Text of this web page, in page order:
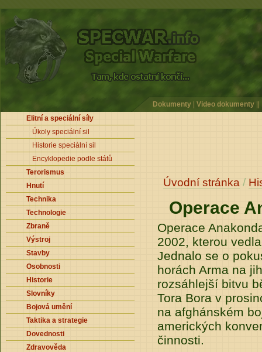
Dokumenty Video dokumenty
Elitní a speciální síly
Úkoly speciální sil
Historie speciální sil
Encyklopedie podle států
Terorismus
Hnutí
Technika
Technologie
Zbraně
Výstroj
Stavby
Osobnosti
Historie
Slovníky
Bojová umění
Taktika a strategie
Dovednosti
Zdravověda
Úvodní stránka /
Operace
Operace
2002, kterou
Jednalo se o
horách Arma na
rozsáhlejší bitvu
Tora Bora v
na afghánském
amerických
činnosti.